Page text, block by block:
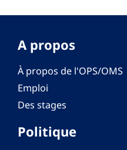
A propos
À propos de l'OPS/OMS
Emploi
Des stages
Politique